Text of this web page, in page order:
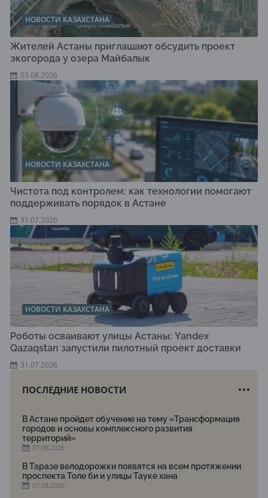
НОВОСТИ КАЗАХСТАНА
Жителей Астаны приглашают обсудить проект
экогорода у озера Майбалык
03.08.2026
НОВОСТИ КАЗАХСТАНА
Чистота под контролем: как технологии помогают
поддерживать порядок в Астане
31.07.2026
НОВОСТИ КАЗАХСТАНА
Роботы осваивают улицы Астаны: Yandex
Qazaqstan запустили пилотный проект доставки
31.07.2026
ПОСЛЕДНИЕ НОВОСТИ
В Астане пройдет обучение на тему «Трансформация
городов и основы комплексного развития
территорий»
07.08.2026
В Таразе велодорожки появятся на всем протяжении
проспекта Толе би и улицы Тауке хана
07.08.2026